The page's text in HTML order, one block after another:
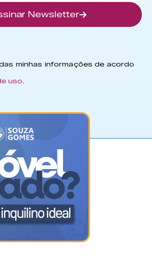
Newsletter
minhas informações de acordo
uso.